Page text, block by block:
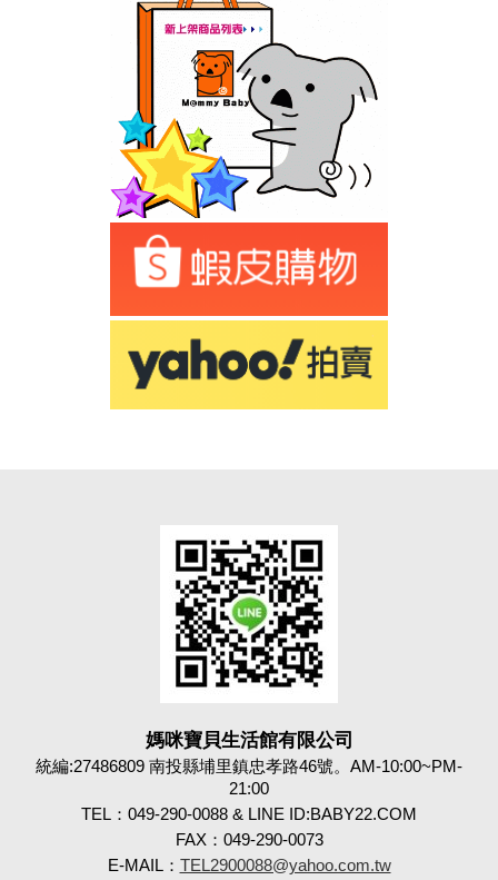
媽咪寶貝生活館有限公司
統編:27486809 南投縣埔里鎮忠孝路46號。AM-10:00~PM-
21:00
TEL：049-290-0088 & LINE ID:BABY22.COM
FAX：049-290-0073
E-MAIL： TEL2900088@yahoo.com.tw